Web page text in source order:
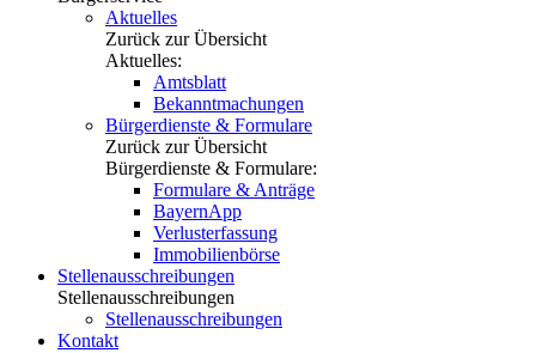
Aktuelles
Zurück zur Übersicht
Aktuelles:
Amtsblatt
Bekanntmachungen
Bürgerdienste & Formulare
Zurück zur Übersicht
Bürgerdienste & Formulare:
Formulare & Anträge
BayernApp
Verlusterfassung
Immobilienbörse
Stellenausschreibungen
Stellenausschreibungen
Stellenausschreibungen
Kontakt